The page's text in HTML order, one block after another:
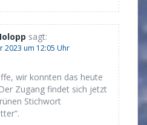
sagt:
2023 um 12:05 Uhr
wir konnten das heute
Zugang findet sich jetzt
Stichwort